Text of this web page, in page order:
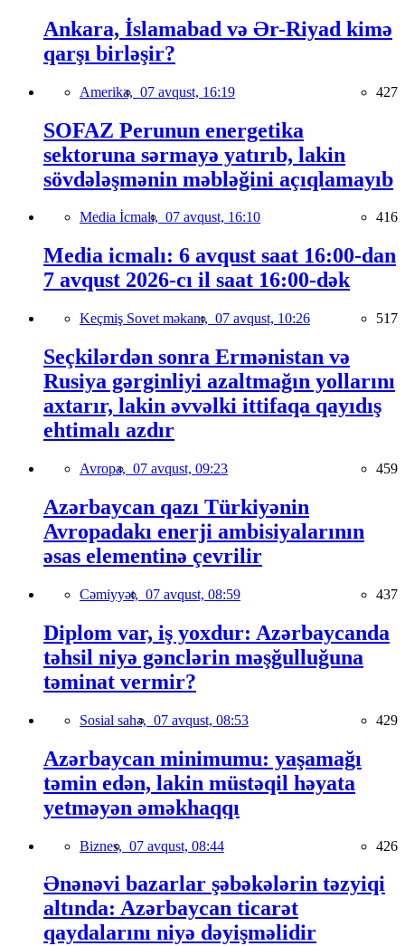
Ankara, İslamabad və Ər-Riyad kimə
qarşı birləşir?
Amerika, 07 avqust, 16:19 427
SOFAZ Perunun energetika
sektoruna sərmayə yatırıb, lakin
sövdələşmənin məbləğini açıqlamayıb
Media İcmalı, 07 avqust, 16:10 416
Media icmalı: 6 avqust saat 16:00-dan
7 avqust 2026-cı il saat 16:00-dək
Keçmiş Sovet məkanı, 07 avqust, 10:26 517
Seçkilərdən sonra Ermənistan və
Rusiya gərginliyi azaltmağın yollarını
axtarır, lakin əvvəlki ittifaqa qayıdış
ehtimalı azdır
Avropa, 07 avqust, 09:23 459
Azərbaycan qazı Türkiyənin
Avropadakı enerji ambisiyalarının
əsas elementinə çevrilir
Cəmiyyət, 07 avqust, 08:59 437
Diplom var, iş yoxdur: Azərbaycanda
təhsil niyə gənclərin məşğulluğuna
təminat vermir?
Sosial sahə, 07 avqust, 08:53 429
Azərbaycan minimumu: yaşamağı
təmin edən, lakin müstəqil həyata
yetməyən əməkhaqqı
Biznes, 07 avqust, 08:44 426
Ənənəvi bazarlar şəbəkələrin təzyiqi
altında: Azərbaycan ticarət
qaydalarını niyə dəyişməlidir